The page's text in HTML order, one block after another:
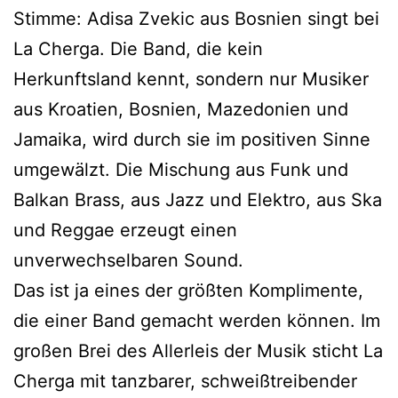
Stimme: Adisa Zvekic aus Bosnien singt bei
La Cherga. Die Band, die kein
Herkunftsland kennt, sondern nur Musiker
aus Kroatien, Bosnien, Mazedonien und
Jamaika, wird durch sie im positiven Sinne
umgewälzt. Die Mischung aus Funk und
Balkan Brass, aus Jazz und Elektro, aus Ska
und Reggae erzeugt einen
unverwechselbaren Sound.
Das ist ja eines der größten Komplimente,
die einer Band gemacht werden können. Im
großen Brei des Allerleis der Musik sticht La
Cherga mit tanzbarer, schweißtreibender